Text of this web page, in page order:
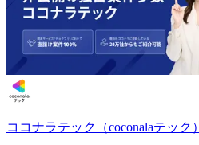
ココナラテック（coconalaテック）